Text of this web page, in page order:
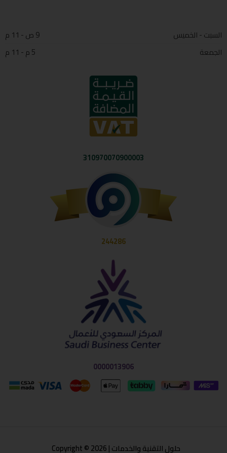
السبت - الخميس
9 ص - 11 م
الجمعة
5 م - 11 م
310970070900003
244286
0000013906
حلول التقنية والخدمات | Copyright © 2026